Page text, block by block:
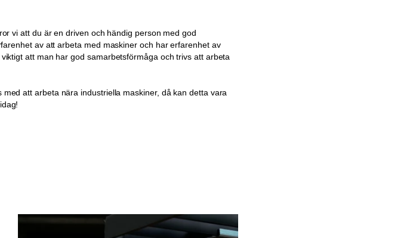
vi att du är en driven och händig person med god
av att arbeta med maskiner och har erfarenhet av
att man har god samarbetsförmåga och trivs att arbeta
att arbeta nära industriella maskiner, då kan detta vara